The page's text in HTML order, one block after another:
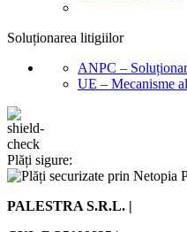
Soluționarea litigiilor
ANPC –
UE – Mecanisme
Plăți sigure:
PALESTRA S.R.L. |